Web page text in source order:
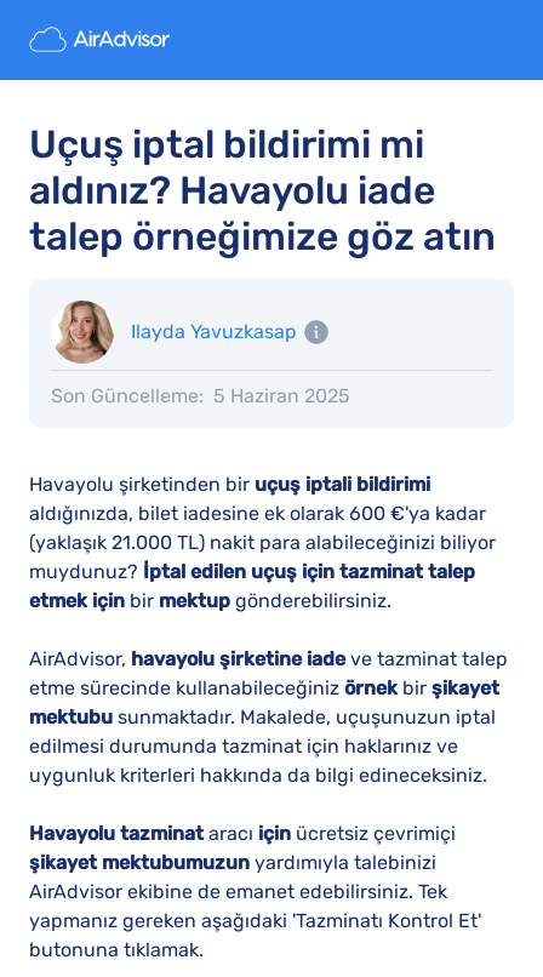
Uçuş iptal bildirimi mi
aldınız? Havayolu iade
talep örneğimize göz atın
Ilayda Yavuzkasap
Son Güncelleme: 5 Haziran 2025
Havayolu şirketinden bir uçuş iptali bildirimi
aldığınızda, bilet iadesine ek olarak 600 €'ya kadar
(yaklaşık 21.000 TL) nakit para alabileceğinizi biliyor
muydunuz? İptal edilen uçuş için tazminat talep
etmek için bir mektup gönderebilirsiniz.
AirAdvisor, havayolu şirketine iadeve tazminat talep
etme sürecinde kullanabileceğiniz örnekbir şikayet
mektubu sunmaktadır. Makalede, uçuşunuzun iptal
edilmesi durumunda tazminat için haklarınız ve
uygunluk kriterleri hakkında da bilgi edineceksiniz.
Havayolu tazminataracı için ücretsiz çevrimiçi
şikayet mektubumuzun yardımıyla talebinizi
AirAdvisor ekibine de emanet edebilirsiniz. Tek
yapmanız gereken aşağıdaki 'Tazminatı Kontrol Et'
butonuna tıklamak.